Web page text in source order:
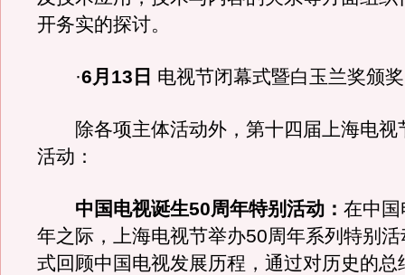
开务实的探讨。
·6月13日 电视节闭幕式暨白玉兰奖颁
除各项主体活动外，第十四届上海电视
活动：
中国电视诞生50周年特别活动： 在中
年之际，上海电视节举办50周年系列特别
式回顾中国电视发展历程，通过对历史的总